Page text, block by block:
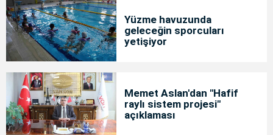
Yüzme havuzunda
geleceğin sporcuları
yetişiyor
Memet Aslan'dan "Hafif
raylı sistem projesi"
açıklaması